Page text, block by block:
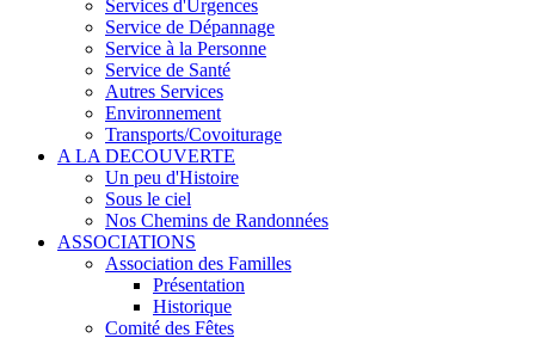
Services d'Urgences
Service de Dépannage
Service à la Personne
Service de Santé
Autres Services
Environnement
Transports/Covoiturage
A LA DECOUVERTE
Un peu d'Histoire
Sous le ciel
Nos Chemins de Randonnées
ASSOCIATIONS
Association des Familles
Présentation
Historique
Comité des Fêtes